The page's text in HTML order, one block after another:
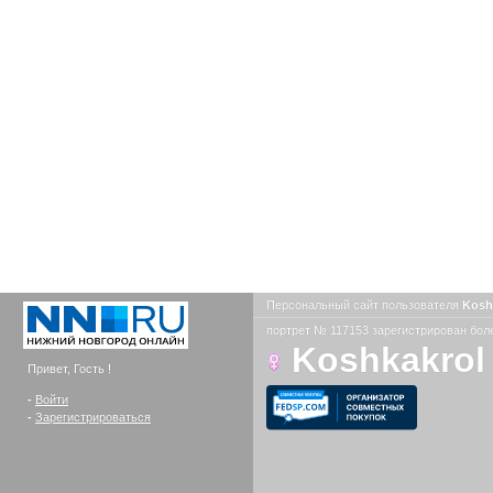
Привет, Гость !
- Войти
- Зарегистрироваться
Персональный сайт пользователя
портрет № 117153 зарегистрирован
Koshkakrol